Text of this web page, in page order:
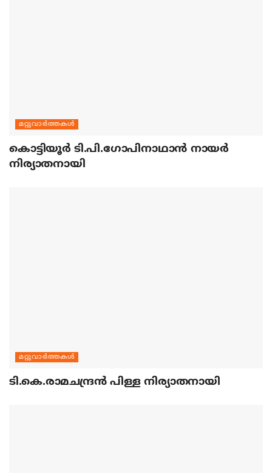
മറ്റുവാര്‍ത്തകള്‍
കൊട്ടിയൂര്‍ ടി.പി.ഗോപിനാഥാന്‍ നായര്‍
നിര്യാതനായി
മറ്റുവാര്‍ത്തകള്‍
ടി.കെ.രാമചന്ദ്രന്‍ പിള്ള നിര്യാതനായി